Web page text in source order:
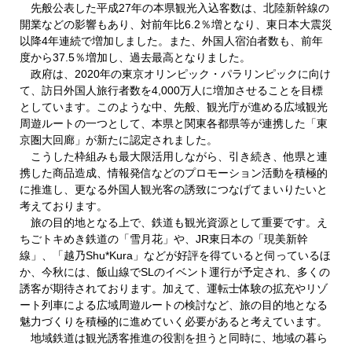
先般公表した平成27年の本県観光入込客数は、北陸新幹線の
開業などの影響もあり、対前年比6.2％増となり、東日本大震災
以降4年連続で増加しました。また、外国人宿泊者数も、前年
度から37.5％増加し、過去最高となりました。
政府は、2020年の東京オリンピック・パラリンピックに向け
て、訪日外国人旅行者数を4,000万人に増加させることを目標
としています。このような中、先般、観光庁が進める広域観光
周遊ルートの一つとして、本県と関東各都県等が連携した「東
京圏大回廊」が新たに認定されました。
こうした枠組みも最大限活用しながら、引き続き、他県と連
携した商品造成、情報発信などのプロモーション活動を積極的
に推進し、更なる外国人観光客の誘致につなげてまいりたいと
考えております。
旅の目的地となる上で、鉄道も観光資源として重要です。え
ちごトキめき鉄道の「雪月花」や、JR東日本の「現美新幹
線」、「越乃Shu*Kura」などが好評を得ていると伺っているほ
か、今秋には、飯山線でSLのイベント運行が予定され、多くの
誘客が期待されております。加えて、運転士体験の拡充やリゾ
ート列車による広域周遊ルートの検討など、旅の目的地となる
魅力づくりを積極的に進めていく必要があると考えています。
地域鉄道は観光誘客推進の役割を担うと同時に、地域の暮ら